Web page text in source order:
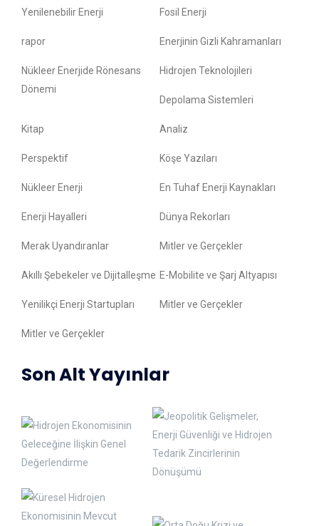
Yenilenebilir Enerji Fosil Enerji
rapor Enerjinin Gizli Kahramanları
Nükleer Enerjide Rönesans
Dönemi
Hidrojen Teknolojileri
Depolama Sistemleri
Kitap Analiz
Perspektif Köşe Yazıları
Nükleer Enerji En Tuhaf Enerji Kaynakları
Enerji Hayalleri Dünya Rekorları
Merak Uyandıranlar Mitler ve Gerçekler
Akıllı Şebekeler ve Dijitalleşme E-Mobilite ve Şarj Altyapısı
Yenilikçi Enerji Startupları Mitler ve Gerçekler
Mitler ve Gerçekler
Son Alt Yayınlar